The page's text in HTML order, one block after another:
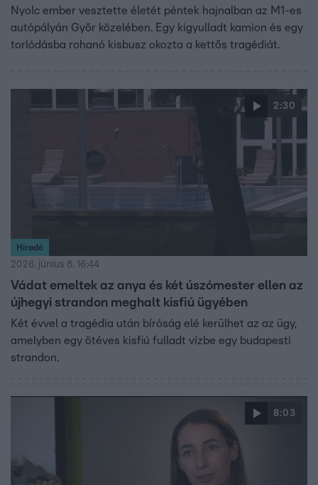
Nyolc ember vesztette életét péntek hajnalban az M1-es
autópályán Győr közelében. Egy kigyulladt kamion és egy
torlódásba rohanó kisbusz okozta a kettős tragédiát.
2:30
Híradó
2026. június 8. 16:44
Vádat emeltek az anya és két úszómester ellen az
újhegyi strandon meghalt kisfiú ügyében
Két évvel a tragédia után bíróság elé kerülhet az az ügy,
amelyben egy ötéves kisfiú fulladt vízbe egy budapesti
strandon.
8:03